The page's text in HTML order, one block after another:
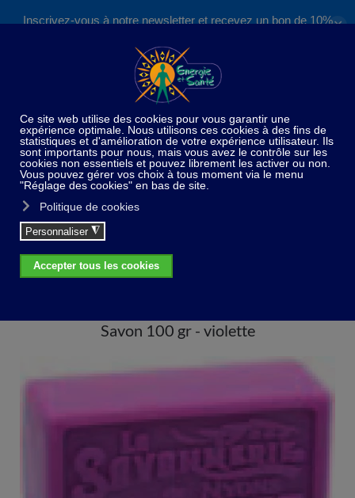
Inscrivez-vous à notre newsletter et recevez un bon de 10%
S'inscrire
✕
Home Paradis du bain et de la douche
gr - violette
Savon 100 gr - violette